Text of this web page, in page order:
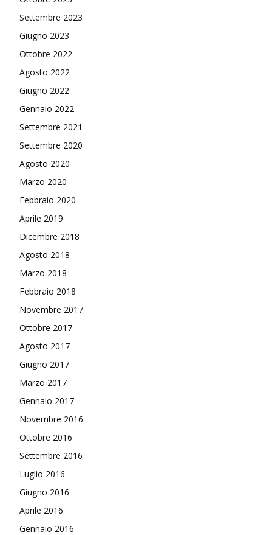
Settembre 2023
Giugno 2023
Ottobre 2022
Agosto 2022
Giugno 2022
Gennaio 2022
Settembre 2021
Settembre 2020
Agosto 2020
Marzo 2020
Febbraio 2020
Aprile 2019
Dicembre 2018
Agosto 2018
Marzo 2018
Febbraio 2018
Novembre 2017
Ottobre 2017
Agosto 2017
Giugno 2017
Marzo 2017
Gennaio 2017
Novembre 2016
Ottobre 2016
Settembre 2016
Luglio 2016
Giugno 2016
Aprile 2016
Gennaio 2016